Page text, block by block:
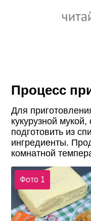
Процесс
Для
кукурузной
подготовить из
ингредиенты.
комнатной
Фото 1